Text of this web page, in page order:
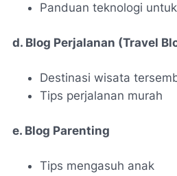
Panduan teknologi
d. Blog Perjalanan (Travel
Destinasi wisata
Tips perjalanan murah
e. Blog Parenting
Tips mengasuh anak